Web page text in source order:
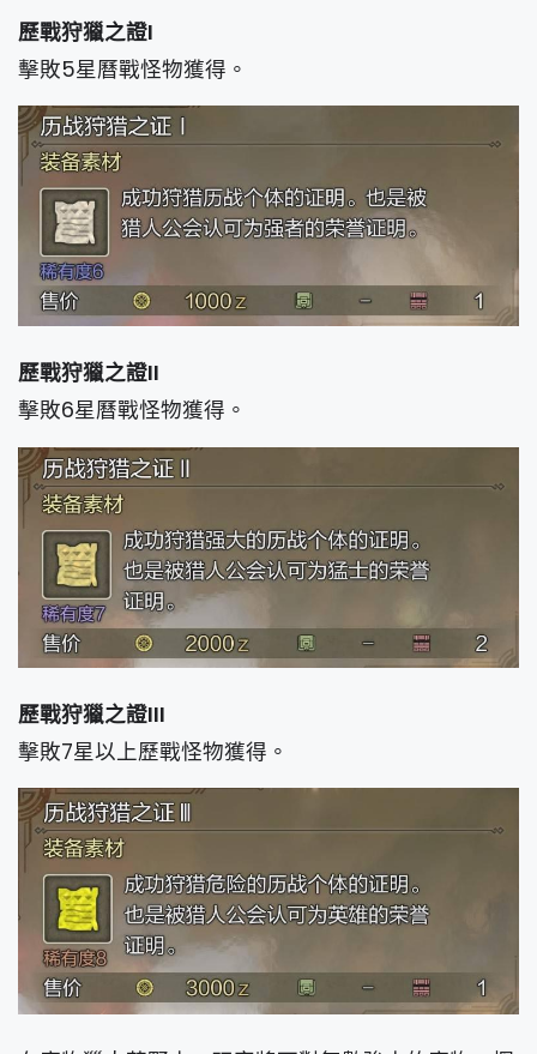
歷戰狩獵之證I
擊敗5星曆戰怪物獲得。
歷戰狩獵之證II
擊敗6星曆戰怪物獲得。
歷戰狩獵之證III
擊敗7星以上歷戰怪物獲得。